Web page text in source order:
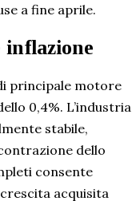
a fine aprile.
principale motore
0,4%. L’industria
stabile,
dello
consente
acquisita